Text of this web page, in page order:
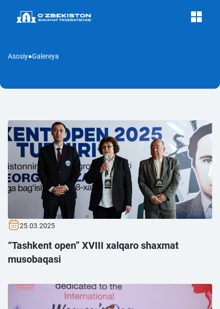
Asosiy●Galereya
25.03.2025
“Tashkent open” XVIII xalqaro shaxmat
musobaqasi